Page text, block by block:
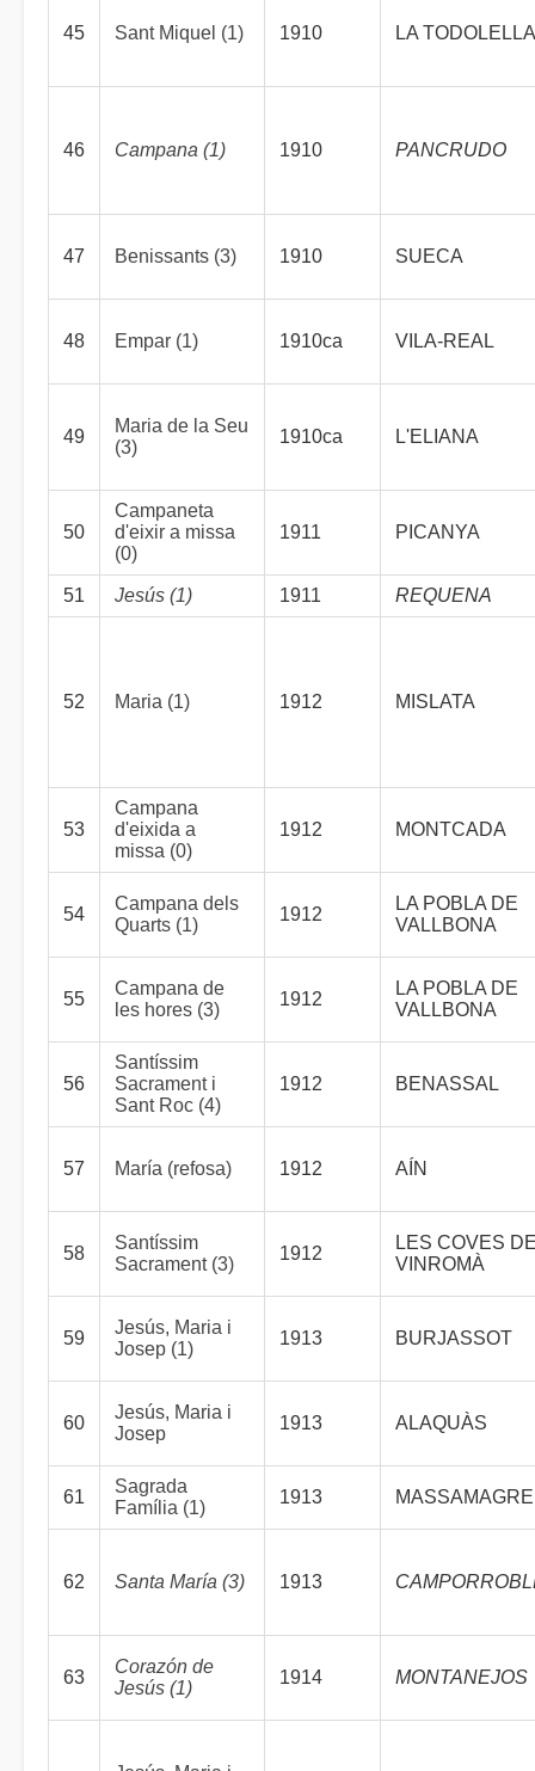
45 Sant Miquel (1) 1910 LA TODOLELLA
46 Campana (1) 1910 PANCRUDO
47 Benissants (3) 1910 SUECA
48 Empar (1) 1910ca VILA-REAL
49
Maria de la Seu
(3)
1910ca L'ELIANA
50
Campaneta
d'eixir a missa
(0)
1911 PICANYA
51 Jesús (1) 1911 REQUENA
52 Maria (1) 1912 MISLATA
53
Campana
d'eixida a
missa (0)
1912 MONTCADA
54
Campana dels
Quarts (1)
1912
LA POBLA DE
VALLBONA
55
Campana de
les hores (3)
1912
LA POBLA DE
VALLBONA
56
Santíssim
Sacrament i
Sant Roc (4)
1912 BENASSAL
57 María (refosa) 1912 AÍN
58
Santíssim
Sacrament (3)
1912
LES COVES
VINROMÀ
59
Jesús, Maria i
Josep (1)
1913 BURJASSOT
60
Jesús, Maria i
Josep
1913 ALAQUÀS
61
Sagrada
Família (1)
1913
62 Santa María (3) 1913
63
Corazón de
Jesús (1)
1914 MONTANEJOS